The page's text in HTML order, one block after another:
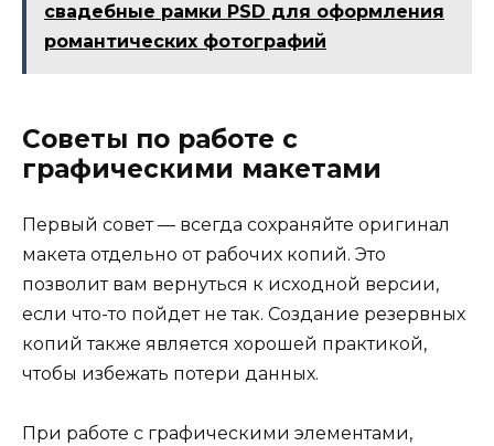
свадебные рамки PSD для оформления
романтических фотографий
Советы по работе с
графическими макетами
Первый совет — всегда сохраняйте оригинал
макета отдельно от рабочих копий. Это
позволит вам вернуться к исходной версии,
если что-то пойдет не так. Создание резервных
копий также является хорошей практикой,
чтобы избежать потери данных.
При работе с графическими элементами,